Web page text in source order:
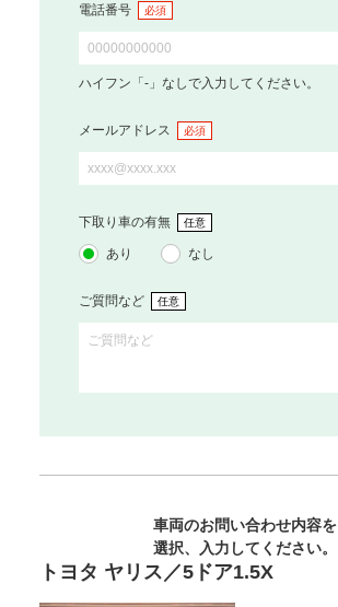
電話番号 必須
ハイフン「-」なしで入力してください。
メールアドレス 必須
下取り車の有無 任意
あり なし
ご質問など 任意
車両のお問い合わせ内容を
選択、入力してください。
トヨタ ヤリス／5ドア1.5X